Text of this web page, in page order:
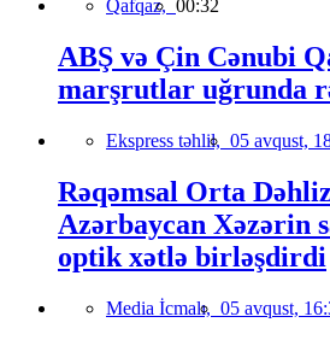
Qafqaz, 00:32
ABŞ və Çin Cənubi
marşrutlar uğrunda
Ekspress təhlil, 05 avqust,
Rəqəmsal Orta
Azərbaycan Xəzərin
optik xətlə birləşdirdi
Media İcmalı, 05 avqust,